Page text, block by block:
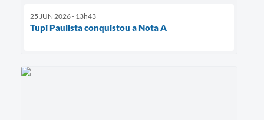
25 JUN 2026 - 13h43
Tupi Paulista conquistou a Nota A